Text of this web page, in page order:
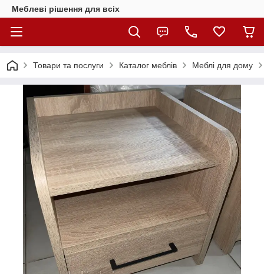
Меблеві рішення для всіх
Товари та послуги Каталог меблів Меблі для дому